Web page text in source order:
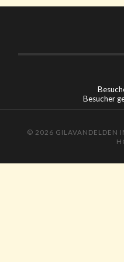
Besucher
© 2026 GILAVANDELDEN